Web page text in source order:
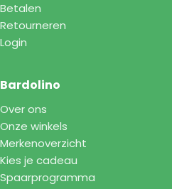
Betalen
Retourneren
Login
Bardolino
Over ons
Onze winkels
Merkenoverzicht
Kies je cadeau
Spaarprogramma